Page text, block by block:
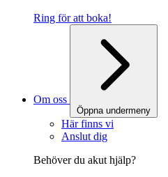
Ring för att boka!
Om oss
Öppna undermeny
Här finns vi
Anslut dig
Behöver du akut hjälp?